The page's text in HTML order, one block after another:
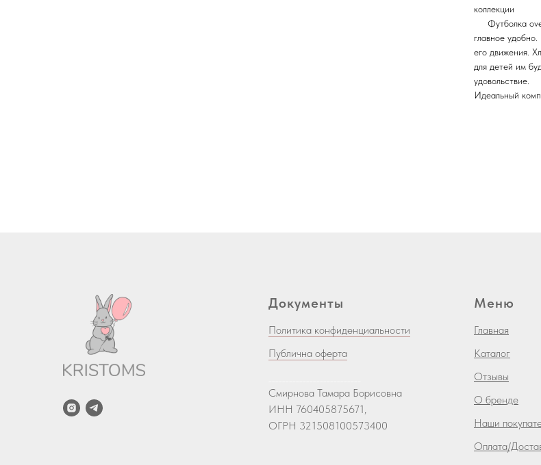
коллекции
Футболка
главное
его движения.
для детей им
удовольствие.
Идеальный
Документы
Политика конфиденциальности
Публична оферта
Смирнова Тамара Борисовна
ИНН 760405875671,
ОГРН 321508100573400
Меню
Главная
Каталог
Отзывы
О бренде
Наши
Оплата/